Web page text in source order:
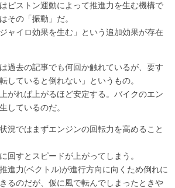
ピストン運動によって推進力を生む機構で
その「振動」だ。
ャイロ効果を生む」という追加効果が存在
過去の記事でも何回か触れているが、要す
していると倒れない」というもの。
がれば上がるほど安定する。バイクのエン
しているのだ。
況ではまずエンジンの回転力を高めること
回すとスピードが上がってしまう。
進力(ベクトル)が進行方向に向くため倒れに
るのだが、仮に風で転んでしまったときや